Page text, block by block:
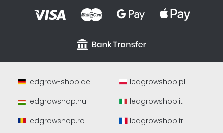
ledgrow-shop.de
ledgrowshop.pl
ledgrowshop.hu
ledgrowshop.it
ledgrowshop.ro
ledgrowshop.fr